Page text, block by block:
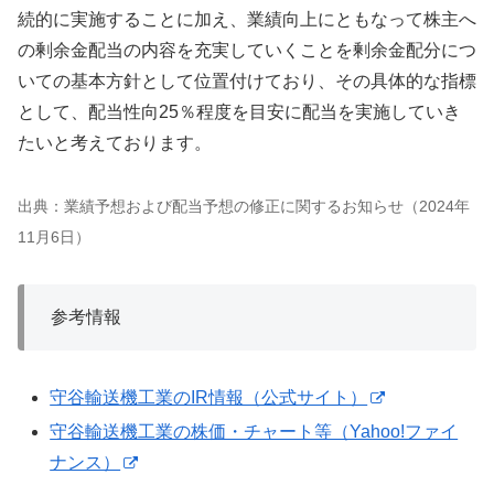
続的に実施することに加え、業績向上にともなって株主へ
の剰余金配当の内容を充実していくことを剰余金配分につ
いての基本方針として位置付けており、その具体的な指標
として、配当性向25％程度を目安に配当を実施していき
たいと考えております。
出典：業績予想および配当予想の修正に関するお知らせ（2024年
11月6日）
参考情報
守谷輸送機工業のIR情報（公式サイト）
守谷輸送機工業の株価・チャート等（Yahoo!ファイ
ナンス）